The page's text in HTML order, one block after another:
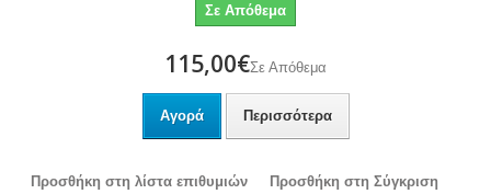
Σε Απόθεμα
115,00€Σε Απόθεμα
Αγορά Περισσότερα
Προσθήκη στη λίστα επιθυμιών Προσθήκη στη Σύγκριση